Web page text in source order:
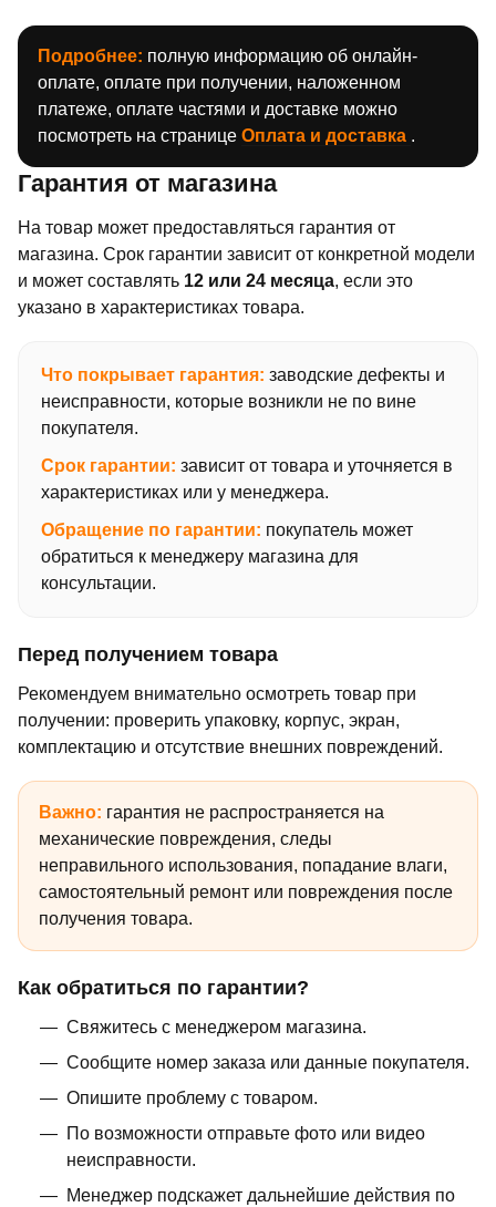
Подробнее: полную информацию об онлайн-
оплате, оплате при получении, наложенном
платеже, оплате частями и доставке можно
посмотреть на странице Оплата и доставка .
Гарантия от магазина
На товар может предоставляться гарантия от
магазина. Срок гарантии зависит от конкретной модели
и может составлять 12 или 24 месяца, если это
указано в характеристиках товара.
Что покрывает гарантия: заводские дефекты и
неисправности, которые возникли не по вине
покупателя.
Срок гарантии: зависит от товара и уточняется в
характеристиках или у менеджера.
Обращение по гарантии: покупатель может
обратиться к менеджеру магазина для
консультации.
Перед получением товара
Рекомендуем внимательно осмотреть товар при
получении: проверить упаковку, корпус, экран,
комплектацию и отсутствие внешних повреждений.
Важно: гарантия не распространяется на
механические повреждения, следы
неправильного использования, попадание влаги,
самостоятельный ремонт или повреждения после
получения товара.
Как обратиться по гарантии?
Свяжитесь с менеджером магазина.
Сообщите номер заказа или данные покупателя.
Опишите проблему с товаром.
По возможности отправьте фото или видео
неисправности.
Менеджер подскажет дальнейшие действия по